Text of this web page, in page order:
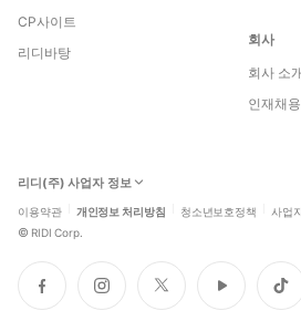
CP사이트
리디바탕
회사
회사 소
인재채용
리디(주) 사업자 정보
이용약관 개인정보 처리방침 청소년보호정책 사업
© RIDI Corp.
페
이
인
스
트
위
유
튜
틱
톡